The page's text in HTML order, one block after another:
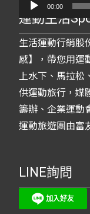
00:00
運動生活
生活運動行銷股
感】，帶您用運
上水下、馬拉松
供運動旅行，媒
籌辦、企業運動
運動旅遊團由富
LINE詢問